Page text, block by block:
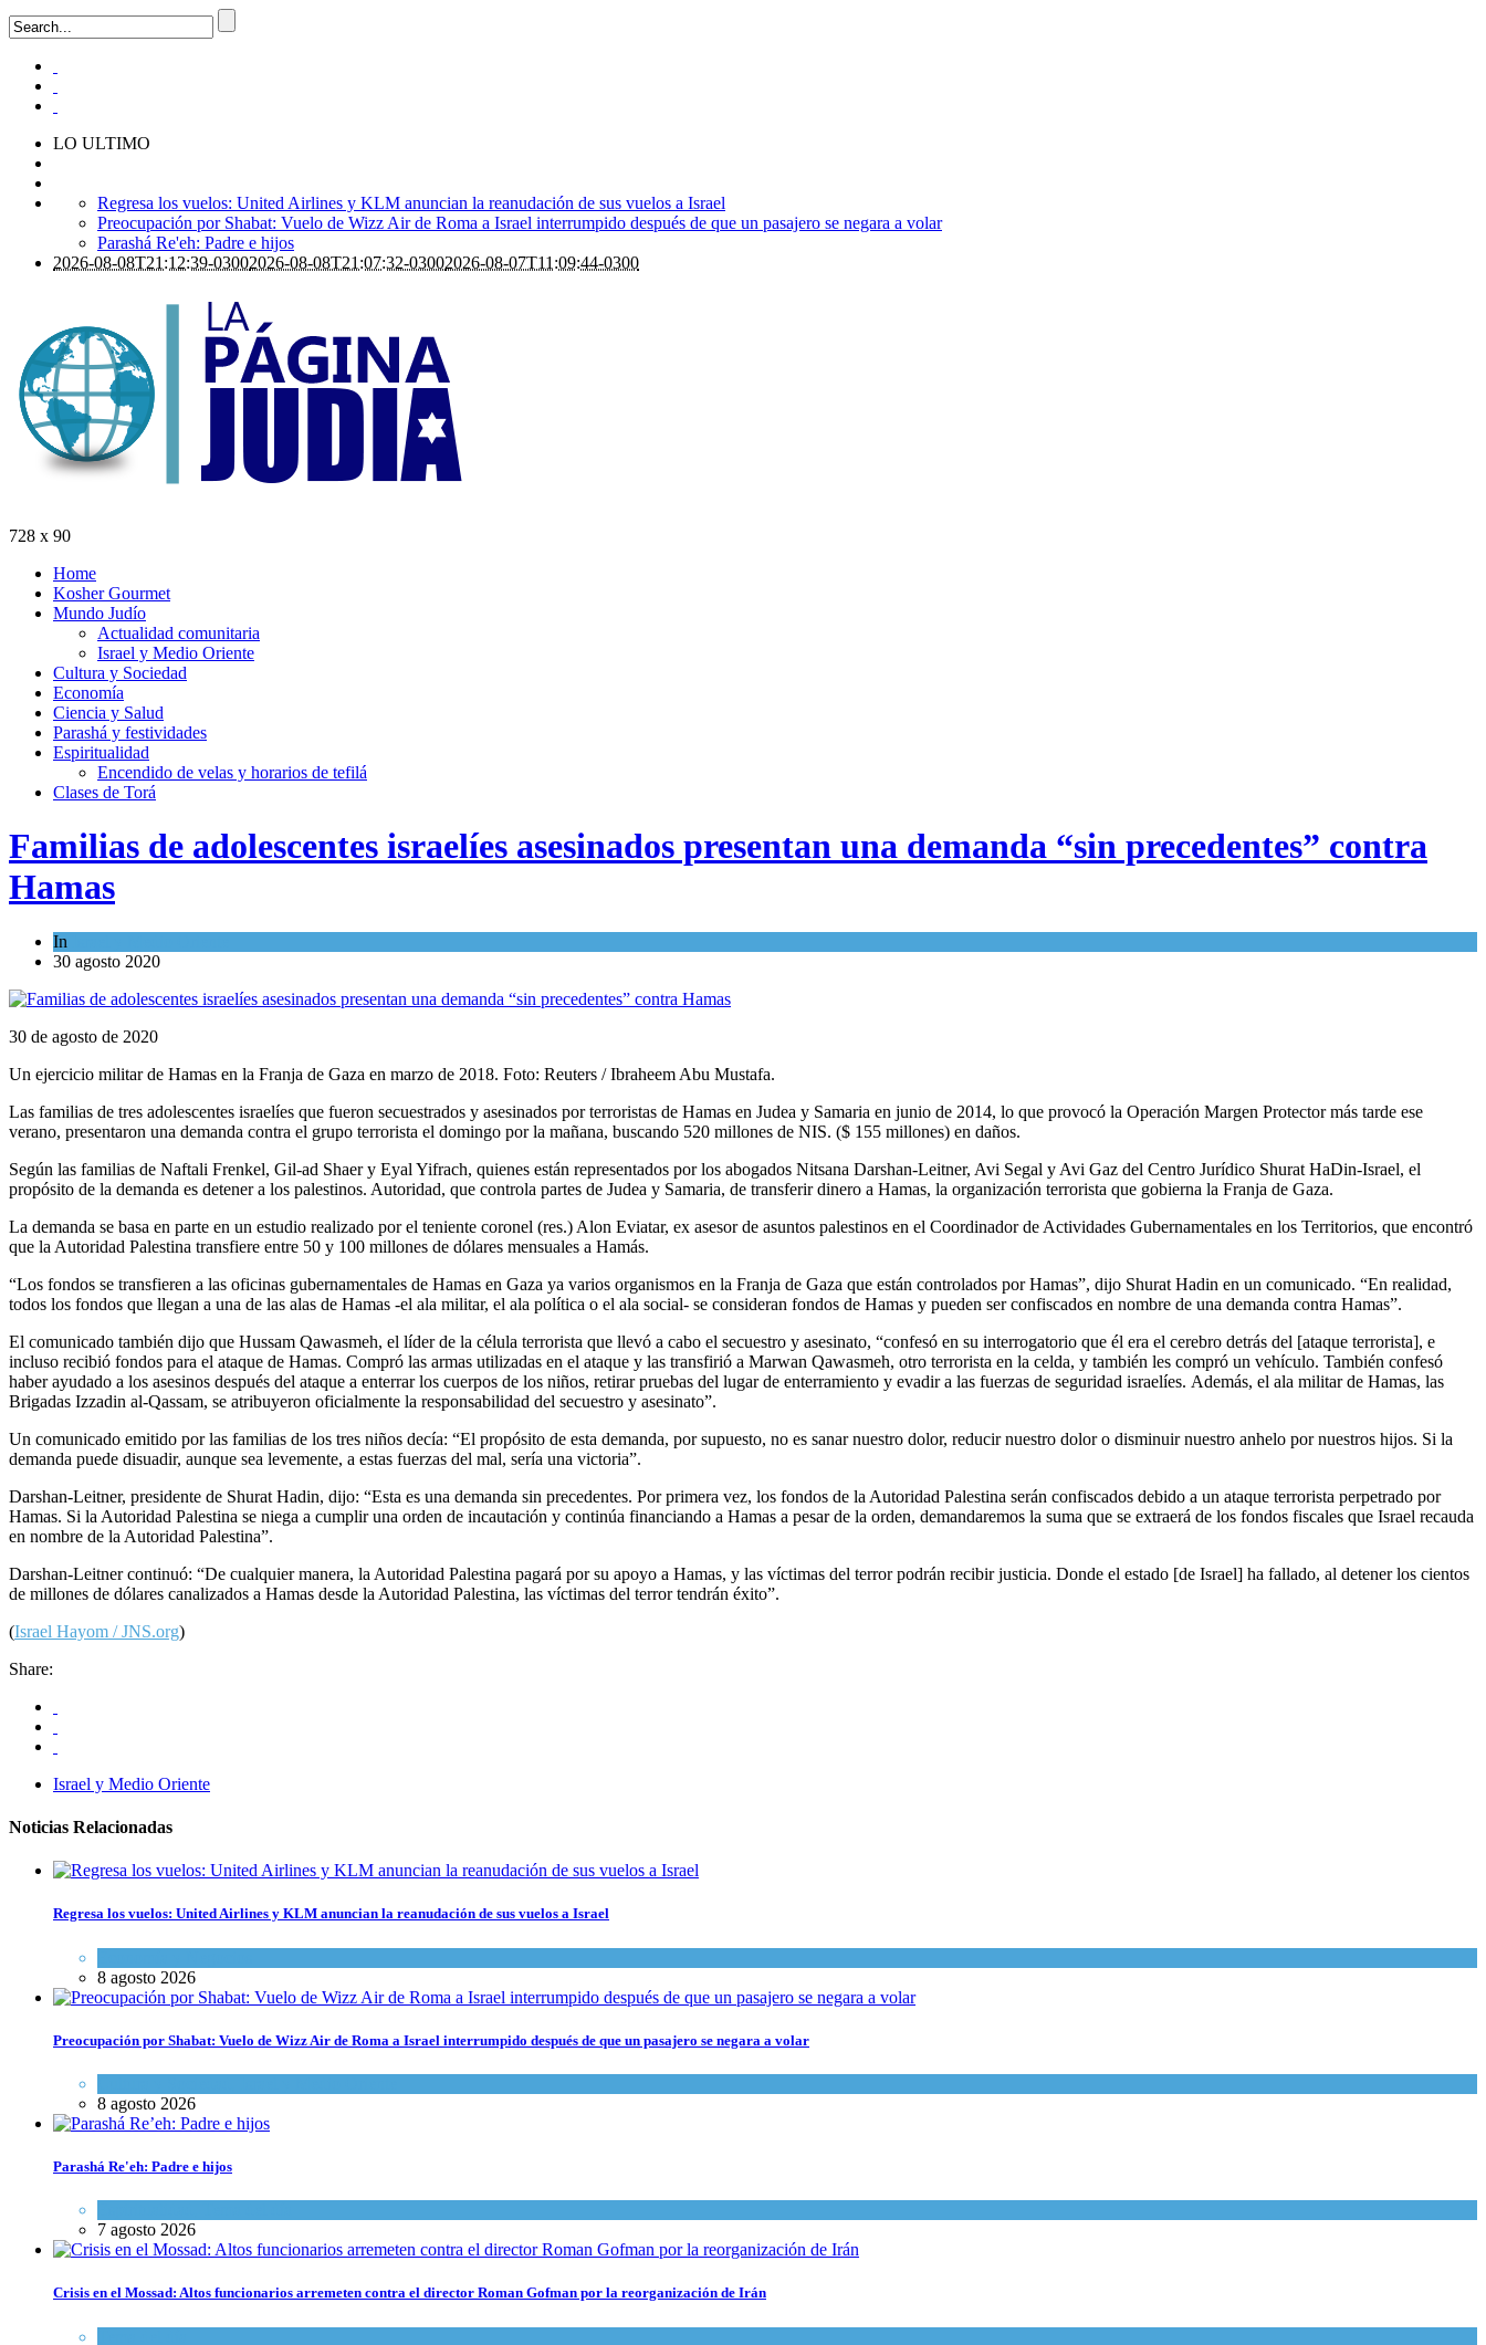
LO ULTIMO
Regresa los vuelos: United Airlines y KLM anuncian la reanudación de sus vuelos a Israel
Preocupación por Shabat: Vuelo de Wizz Air de Roma a Israel interrumpido después de que un pasajero se negara a volar
Parashá Re'eh: Padre e hijos
2026-08-08T21:12:39-03002026-08-08T21:07:32-03002026-08-07T11:09:44-0300
728 x 90
Home
Kosher Gourmet
Mundo Judío
Actualidad comunitaria
Israel y Medio Oriente
Cultura y Sociedad
Economía
Ciencia y Salud
Parashá y festividades
Espiritualidad
Encendido de velas y horarios de tefilá
Clases de Torá
Familias de adolescentes israelíes asesinados presentan una demanda “sin precedentes” contra
Hamas
In
30 agosto 2020
30 de agosto de 2020
Un ejercicio militar de Hamas en la Franja de Gaza en marzo de 2018. Foto: Reuters / Ibraheem Abu Mustafa.
Las familias de tres adolescentes israelíes que fueron secuestrados y asesinados por terroristas de Hamas en Judea y Samaria en junio de 2014, lo que provocó la Operación Margen Protector más tarde ese
verano, presentaron una demanda contra el grupo terrorista el domingo por la mañana, buscando 520 millones de NIS. ($ 155 millones) en daños.
Según las familias de Naftali Frenkel, Gil-ad Shaer y Eyal Yifrach, quienes están representados por los abogados Nitsana Darshan-Leitner, Avi Segal y Avi Gaz del Centro Jurídico Shurat HaDin-Israel, el
propósito de la demanda es detener a los palestinos. Autoridad, que controla partes de Judea y Samaria, de transferir dinero a Hamas, la organización terrorista que gobierna la Franja de Gaza.
La demanda se basa en parte en un estudio realizado por el teniente coronel (res.) Alon Eviatar, ex asesor de asuntos palestinos en el Coordinador de Actividades Gubernamentales en los Territorios, que encontró
que la Autoridad Palestina transfiere entre 50 y 100 millones de dólares mensuales a Hamás.
“Los fondos se transfieren a las oficinas gubernamentales de Hamas en Gaza ya varios organismos en la Franja de Gaza que están controlados por Hamas”, dijo Shurat Hadin en un comunicado. “En realidad,
todos los fondos que llegan a una de las alas de Hamas -el ala militar, el ala política o el ala social- se consideran fondos de Hamas y pueden ser confiscados en nombre de una demanda contra Hamas”.
El comunicado también dijo que Hussam Qawasmeh, el líder de la célula terrorista que llevó a cabo el secuestro y asesinato, “confesó en su interrogatorio que él era el cerebro detrás del [ataque terrorista], e
incluso recibió fondos para el ataque de Hamas. Compró las armas utilizadas en el ataque y las transfirió a Marwan Qawasmeh, otro terrorista en la celda, y también les compró un vehículo. También confesó
haber ayudado a los asesinos después del ataque a enterrar los cuerpos de los niños, retirar pruebas del lugar de enterramiento y evadir a las fuerzas de seguridad israelíes. Además, el ala militar de Hamas, las
Brigadas Izzadin al-Qassam, se atribuyeron oficialmente la responsabilidad del secuestro y asesinato”.
Un comunicado emitido por las familias de los tres niños decía: “El propósito de esta demanda, por supuesto, no es sanar nuestro dolor, reducir nuestro dolor o disminuir nuestro anhelo por nuestros hijos. Si la
demanda puede disuadir, aunque sea levemente, a estas fuerzas del mal, sería una victoria”.
Darshan-Leitner, presidente de Shurat Hadin, dijo: “Esta es una demanda sin precedentes. Por primera vez, los fondos de la Autoridad Palestina serán confiscados debido a un ataque terrorista perpetrado por
Hamas. Si la Autoridad Palestina se niega a cumplir una orden de incautación y continúa financiando a Hamas a pesar de la orden, demandaremos la suma que se extraerá de los fondos fiscales que Israel recauda
en nombre de la Autoridad Palestina”.
Darshan-Leitner continuó: “De cualquier manera, la Autoridad Palestina pagará por su apoyo a Hamas, y las víctimas del terror podrán recibir justicia. Donde el estado [de Israel] ha fallado, al detener los cientos
de millones de dólares canalizados a Hamas desde la Autoridad Palestina, las víctimas del terror tendrán éxito”.
(Israel Hayom / JNS.org)
Share:
Israel y Medio Oriente
Noticias Relacionadas
Regresa los vuelos: United Airlines y KLM anuncian la reanudación de sus vuelos a Israel
8 agosto 2026
Preocupación por Shabat: Vuelo de Wizz Air de Roma a Israel interrumpido después de que un pasajero se negara a volar
8 agosto 2026
Parashá Re'eh: Padre e hijos
7 agosto 2026
Crisis en el Mossad: Altos funcionarios arremeten contra el director Roman Gofman por la reorganización de Irán